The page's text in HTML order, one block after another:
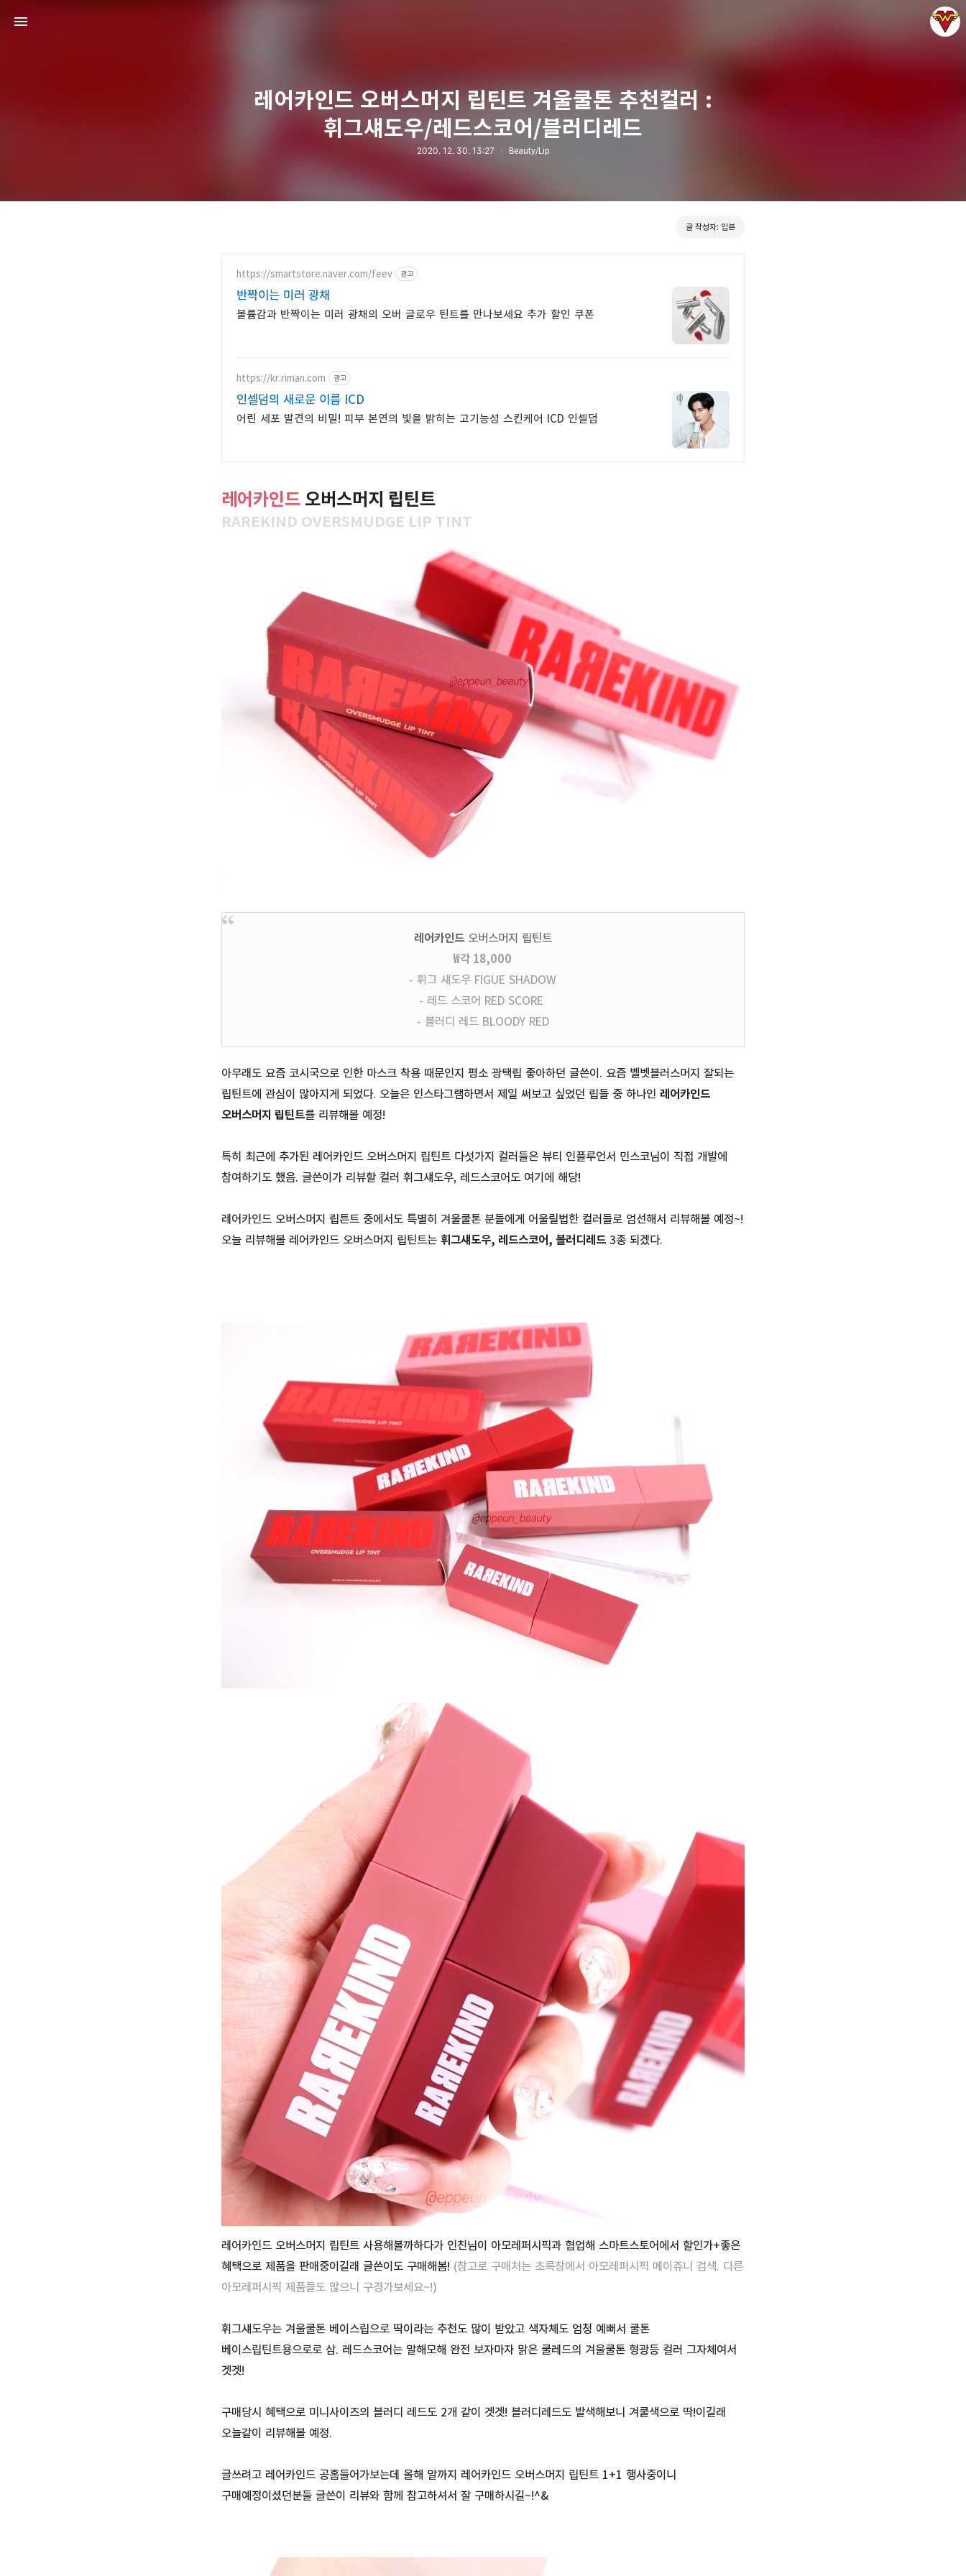
레어카인드 오버스머지 립틴트 겨울쿨톤 추천컬러 :
휘그섀도우/레드스코어/블러디레드
2020. 12. 30. 13:27 Beauty/Lip
글 작성자: 입븐
https://smartstore.naver.com/feev 광고
반짝이는 미러 광채
볼륨감과 반짝이는 미러 광채의 오버 글로우 틴트를 만나보세요 추가 할인 쿠폰
https://kr.riman.com 광고
인셀덤의 새로운 이름 ICD
어린 세포 발견의 비밀! 피부 본연의 빛을 밝히는 고기능성 스킨케어 ICD 인셀덤
레어카인드 오버스머지 립틴트
RAREKIND OVERSMUDGE LIP TINT
레어카인드오버스머지 립틴트
₩각 18,000
- 휘그 섀도우 FIGUE SHADOW
- 레드 스코어 RED SCORE
- 블러디 레드 BLOODY RED
아무래도 요즘 코시국으로 인한 마스크 착용 때문인지 평소 광택립 좋아하던 글쓴이. 요즘 벨벳블러스머지 잘되는
립틴트에 관심이 많아지게 되었다. 오늘은 인스타그램하면서 제일 써보고 싶었던 립들 중 하나인 레어카인드
오버스머지 립틴트를 리뷰해볼 예정!
특히 최근에 추가된 레어카인드 오버스머지 립틴트 다섯가지 컬러들은 뷰티 인플루언서 민스코님이 직접 개발에
참여하기도 했음. 글쓴이가 리뷰할 컬러 휘그섀도우, 레드스코어도 여기에 해당!
레어카인드 오버스머지 립튼트 중에서도 특별히 겨울쿨톤 분들에게 어울릴법한 컬러들로 엄선해서 리뷰해볼 예정~!
오늘 리뷰해볼 레어카인드 오버스머지 립틴트는 휘그섀도우, 레드스코어, 블러디레드 3종 되겠다.
레어카인드 오버스머지 립틴트 사용해볼까하다가 인친님이 아모레퍼시픽과 협업해 스마트스토어에서 할인가+좋은
혜택으로 제품을 판매중이길래 글쓴이도 구매해봄! (참고로 구매처는 초록창에서 아모레퍼시픽 메이쥬니 검색. 다른
아모레퍼시픽 제품들도 많으니 구경가보세요~!)
휘그섀도우는 겨울쿨톤 베이스립으로 딱이라는 추천도 많이 받았고 색자체도 엄청 예뻐서 쿨톤
베이스립틴트용으로로 삼. 레드스코어는 말해모해 완전 보자마자 맑은 쿨레드의 겨울쿨톤 형광등 컬러 그자체여서
겟겟!
구매당시 혜택으로 미니사이즈의 블러디 레드도 2개 같이 겟겟! 블러디레드도 발색해보니 겨쿨색으로 딱!이길래
오늘같이 리뷰해볼 예정.
글쓰려고 레어카인드 공홈들어가보는데 올해 말까지 레어카인드 오버스머지 립틴트 1+1 행사중이니
구매예정이셨던분들 글쓴이 리뷰와 함께 참고하셔서 잘 구매하시길~!^&